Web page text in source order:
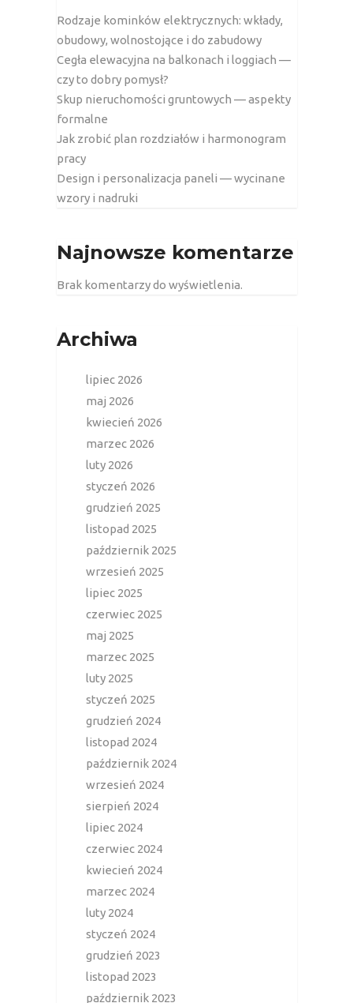
Rodzaje kominków elektrycznych: wkłady,
obudowy, wolnostojące i do zabudowy
Cegła elewacyjna na balkonach i loggiach —
czy to dobry pomysł?
Skup nieruchomości gruntowych — aspekty
formalne
Jak zrobić plan rozdziałów i harmonogram
pracy
Design i personalizacja paneli — wycinane
wzory i nadruki
Najnowsze komentarze
Brak komentarzy do wyświetlenia.
Archiwa
lipiec 2026
maj 2026
kwiecień 2026
marzec 2026
luty 2026
styczeń 2026
grudzień 2025
listopad 2025
październik 2025
wrzesień 2025
lipiec 2025
czerwiec 2025
maj 2025
marzec 2025
luty 2025
styczeń 2025
grudzień 2024
listopad 2024
październik 2024
wrzesień 2024
sierpień 2024
lipiec 2024
czerwiec 2024
kwiecień 2024
marzec 2024
luty 2024
styczeń 2024
grudzień 2023
listopad 2023
październik 2023